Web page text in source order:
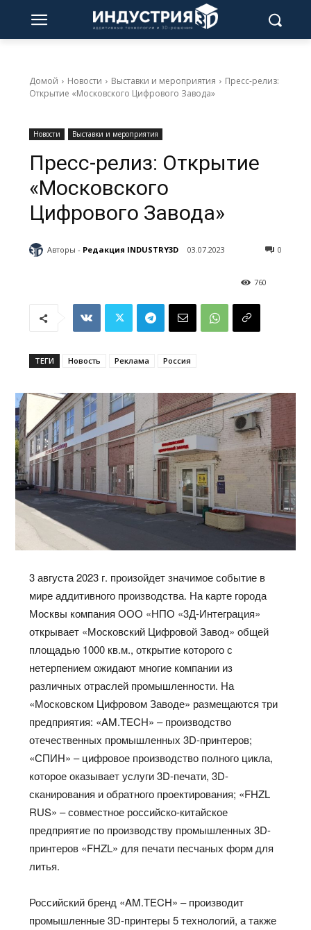
Домой Новости Выставки и мероприятия
Пресс-релиз:
Открытие «Московского Цифрового Завода»
Новости Выставки и мероприятия
Пресс-релиз: Открытие
«Московского
Цифрового Завода»
Авторы - Редакция INDUSTRY3D 03.07.2023 0
760
ТЕГИ Новость Реклама Россия
3 августа 2023 г. произойдет значимое событие в
мире аддитивного производства. На карте города
Москвы компания ООО «НПО «3Д-Интеграция»
открывает «Московский Цифровой Завод» общей
площадью 1000 кв.м., открытие которого с
нетерпением ожидают многие компании из
различных отраслей промышленности. На
«Московском Цифровом Заводе» размещаются три
предприятия: «AM.TECH» – производство
отечественных промышленных 3D-принтеров;
«СПИН» – цифровое производство полного цикла,
которое оказывает услуги 3D-печати, 3D-
сканирования и обратного проектирования; «FHZL
RUS» – совместное российско-китайское
предприятие по производству промышленных 3D-
принтеров «FHZL» для печати песчаных форм для
литья.
Российский бренд «AM.TECH» – производит
промышленные 3D-принтеры 5 технологий, а также